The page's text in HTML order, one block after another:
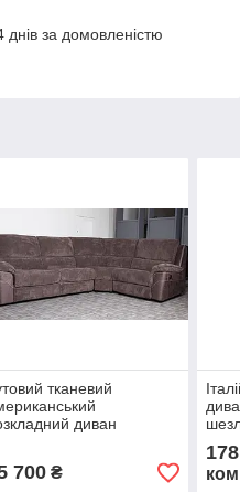
за домовленістю
тканевий
диван
700₴